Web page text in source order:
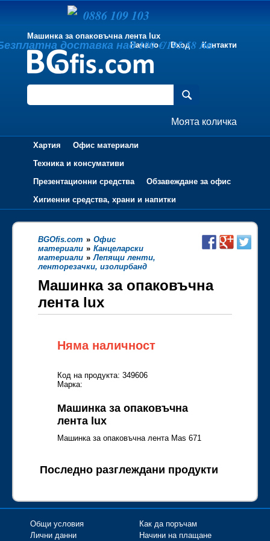
Машинка за опаковъчна лента lux
Начало
Вход Контакти
Моята количка
Хартия
Офис материали
Техника и консумативи
Презентационни средства
Обзавеждане за офис
Хигиенни средства, храни и напитки
BGOfis.com » Офис
материали » Канцеларски
материали » Лепящи ленти,
ленторезачки, изолирбанд
Машинка за опаковъчна
лента lux
Няма наличност
Код на продукта: 349606
Марка:
Машинка за опаковъчна
лента lux
Машинка за опаковъчна лента Mas 671
Последно разглеждани продукти
0886 109 103
доставка над 100 €/195.58 лв.
Общи условия
Лични данни
Как да поръчам
Начини на плащане